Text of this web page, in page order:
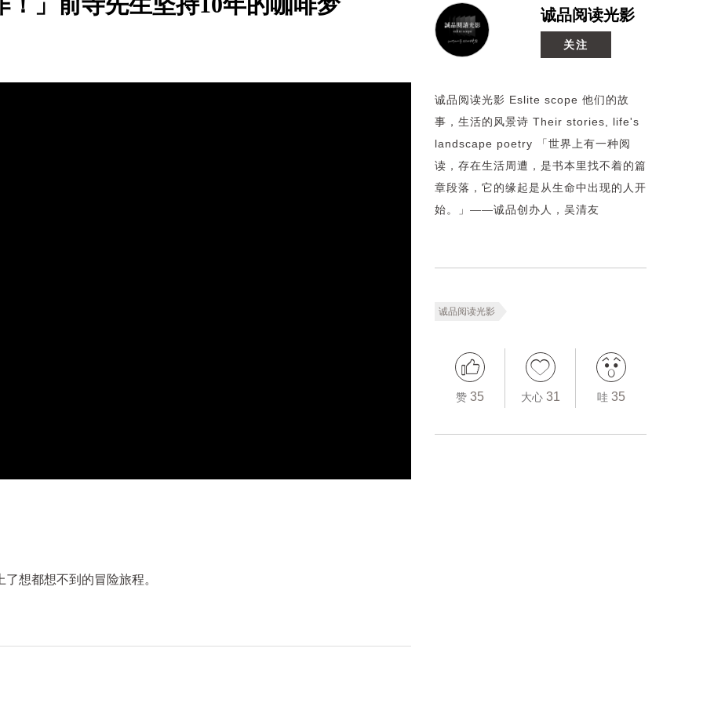
想都想不到的冒险旅程。
诚品阅读光影
关注
诚品阅读光影 Eslite scope 他们的故
事，生活的风景诗 Their stories, life's
landscape poetry 「世界上有一种阅
读，存在生活周遭，是书本里找不着的篇
章段落，它的缘起是从生命中出现的人开
始。」——诚品创办人，吴清友
诚品阅读光影
赞 35 大心 31 哇 35